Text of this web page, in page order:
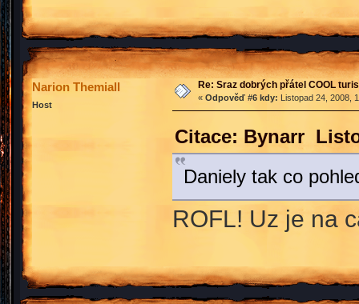
Narion Themiall
Host
Re: Sraz dobrých přátel COOL
« Odpověď #6 kdy: Listopad 24, 2008,
Citace: Bynarr
Daniely tak co
ROFL! Uz je na